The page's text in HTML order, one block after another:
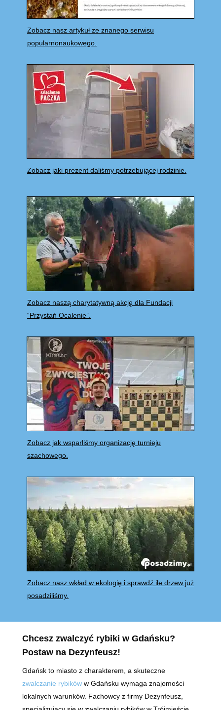
Zobacz nasz artykuł ze znanego serwisu
popularnonaukowego.
Zobacz jaki prezent daliśmy potrzebującej rodzinie.
Zobacz naszą charytatywną akcję dla Fundacji
“Przystań Ocalenie”.
Zobacz jak wsparliśmy organizację turnieju
szachowego.
Zobacz nasz wkład w ekologię i sprawdź ile drzew już
posadziliśmy.
Chcesz zwalczyć rybiki w Gdańsku?
Postaw na Dezynfeusz!
Gdańsk to miasto z charakterem, a skuteczne
zwalczanie rybikóww Gdańsku wymaga znajomości
lokalnych warunków. Fachowcy z firmy Dezynfeusz,